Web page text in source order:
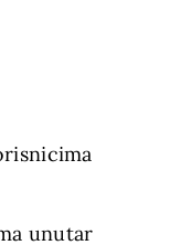
unutar